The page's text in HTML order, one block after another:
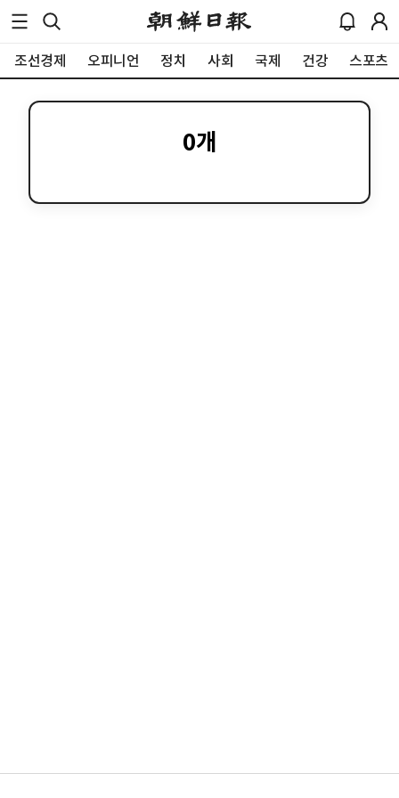
조선경제 오피니언 정치 사회 국제 건강 스포츠
0개